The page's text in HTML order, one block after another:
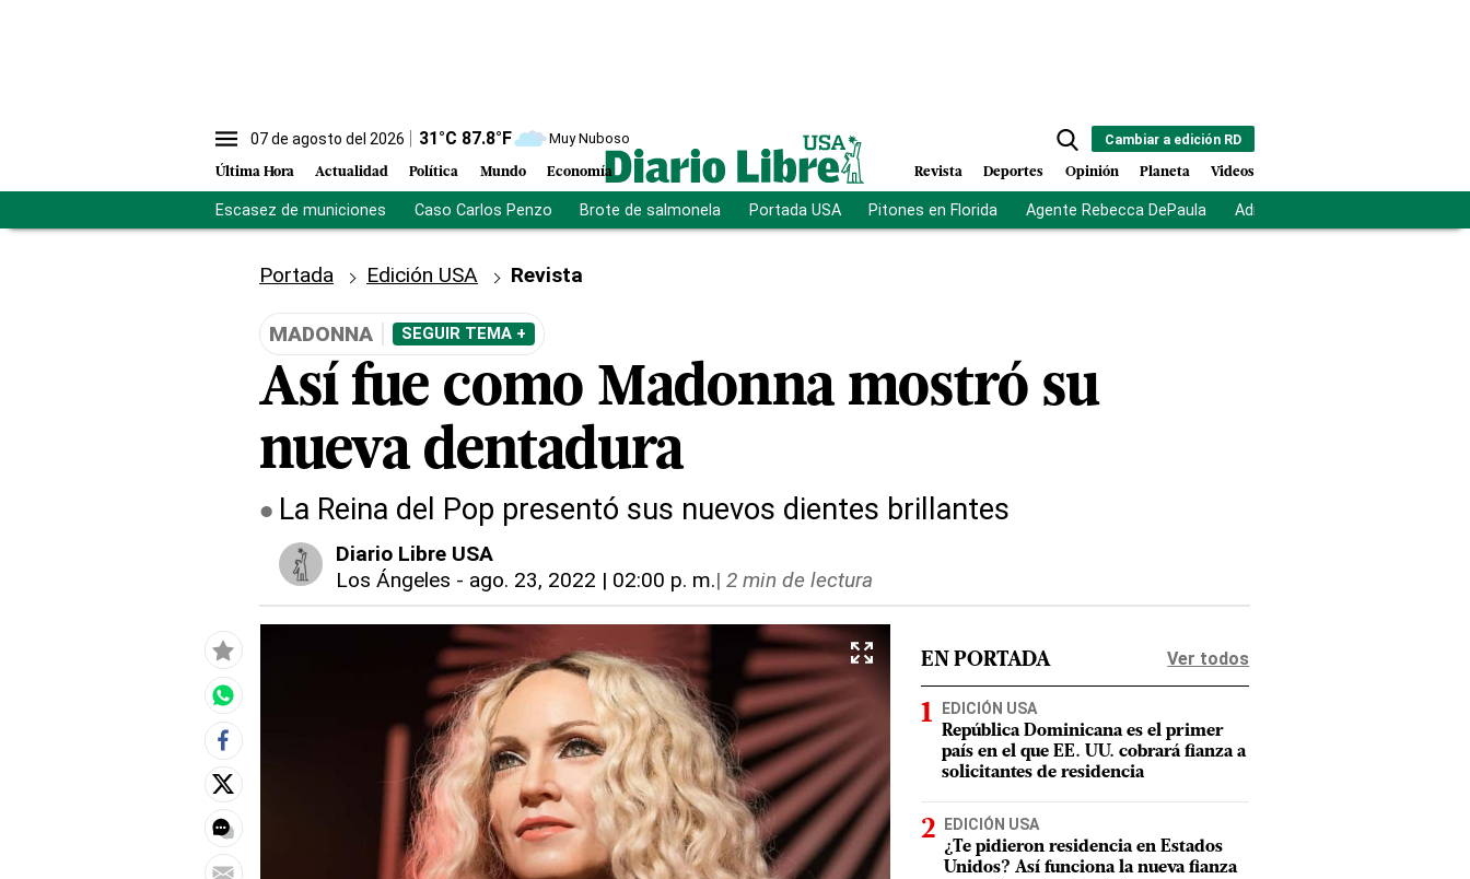
07 de agosto del 2026 31 °C 87.8°F Muy Nuboso
Última Hora Actualidad Política Mundo Economía
Cambiar a edición RD
Revista Deportes Opinión Planeta Videos
Escasez de municiones Caso Carlos Penzo Brote de salmonela Portada USA Pitones en Florida Agente Rebecca DePaula Adriano Espaillat
Portada Edición USA Revista
MADONNA SEGUIR TEMA +
Así fue como Madonna mostró su
nueva dentadura
La Reina del Pop presentó sus nuevos dientes brillantes
Diario Libre USA
Los Ángeles - ago. 23, 2022 | 02:00 p. m.| 2 min de lectura
EN PORTADA Ver todos
EDICIÓN USA
República Dominicana es el primer
país en el que EE. UU. cobrará fianza a
solicitantes de residencia
EDICIÓN USA
¿Te pidieron residencia en Estados
Unidos? Así funciona la nueva fianza